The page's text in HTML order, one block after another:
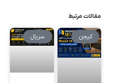
مقالات مرتبط
کیجن سریال